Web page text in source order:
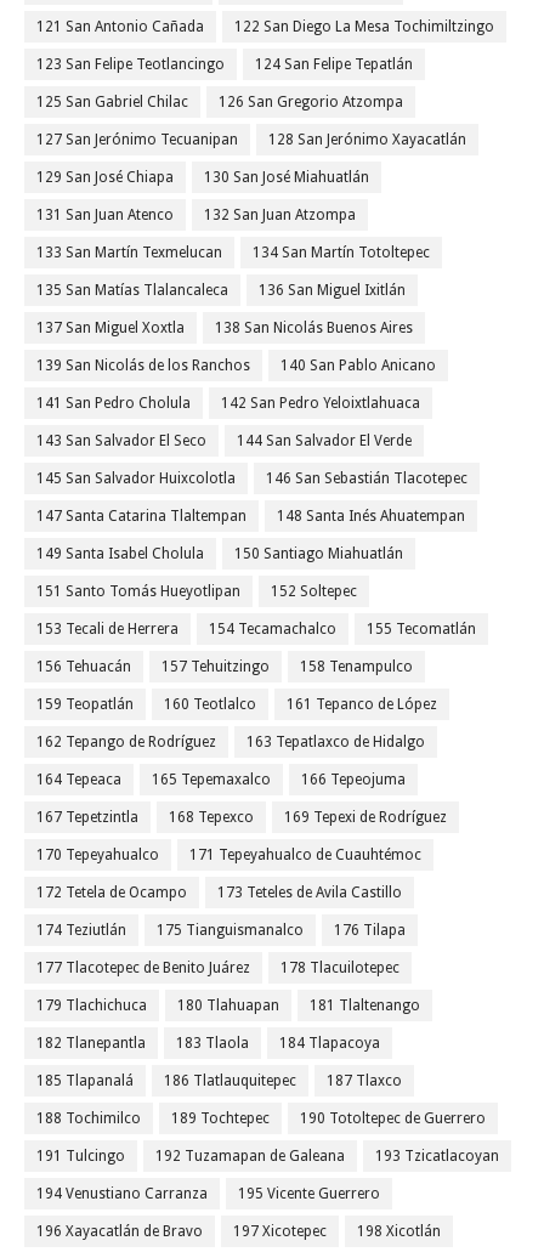
121 San Antonio Cañada 122 San Diego La Mesa Tochimiltzingo
123 San Felipe Teotlancingo 124 San Felipe Tepatlán
125 San Gabriel Chilac 126 San Gregorio Atzompa
127 San Jerónimo Tecuanipan 128 San Jerónimo Xayacatlán
129 San José Chiapa 130 San José Miahuatlán
131 San Juan Atenco 132 San Juan Atzompa
133 San Martín Texmelucan 134 San Martín Totoltepec
135 San Matías Tlalancaleca 136 San Miguel Ixitlán
137 San Miguel Xoxtla 138 San Nicolás Buenos Aires
139 San Nicolás de los Ranchos 140 San Pablo Anicano
141 San Pedro Cholula 142 San Pedro Yeloixtlahuaca
143 San Salvador El Seco 144 San Salvador El Verde
145 San Salvador Huixcolotla 146 San Sebastián Tlacotepec
147 Santa Catarina Tlaltempan 148 Santa Inés Ahuatempan
149 Santa Isabel Cholula 150 Santiago Miahuatlán
151 Santo Tomás Hueyotlipan 152 Soltepec
153 Tecali de Herrera 154 Tecamachalco 155 Tecomatlán
156 Tehuacán 157 Tehuitzingo 158 Tenampulco
159 Teopatlán 160 Teotlalco 161 Tepanco de López
162 Tepango de Rodríguez 163 Tepatlaxco de Hidalgo
164 Tepeaca 165 Tepemaxalco 166 Tepeojuma
167 Tepetzintla 168 Tepexco 169 Tepexi de Rodríguez
170 Tepeyahualco 171 Tepeyahualco de Cuauhtémoc
172 Tetela de Ocampo 173 Teteles de Avila Castillo
174 Teziutlán 175 Tianguismanalco 176 Tilapa
177 Tlacotepec de Benito Juárez 178 Tlacuilotepec
179 Tlachichuca 180 Tlahuapan 181 Tlaltenango
182 Tlanepantla 183 Tlaola 184 Tlapacoya
185 Tlapanalá 186 Tlatlauquitepec 187 Tlaxco
188 Tochimilco 189 Tochtepec 190 Totoltepec de Guerrero
191 Tulcingo 192 Tuzamapan de Galeana 193 Tzicatlacoyan
194 Venustiano Carranza 195 Vicente Guerrero
196 Xayacatlán de Bravo 197 Xicotepec 198 Xicotlán